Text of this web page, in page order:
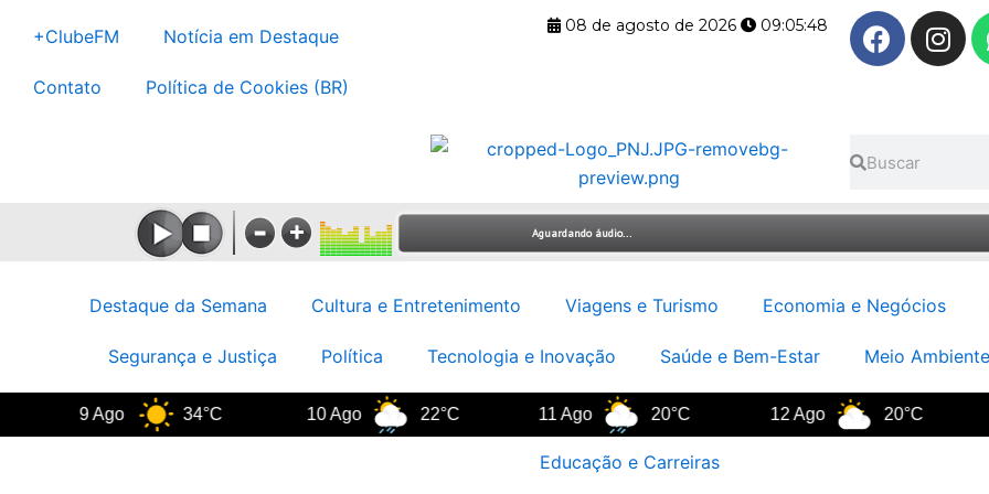
para
conteúdo
+ClubeFM Notícia em Destaque
Contato Política de Cookies (BR)
08 de agosto de 2026 09:05:49
F
a
o
k
I
n
a
m
Destaque da Semana Cultura e Entretenimento Viagens e Turismo Economia e Negócios
Segurança e Justiça Política Tecnologia e Inovação Saúde e Bem-Estar Meio
34°C 10 Ago 22°C 11 Ago 20°C 12 Ago 20°C 13
Educação e Carreiras